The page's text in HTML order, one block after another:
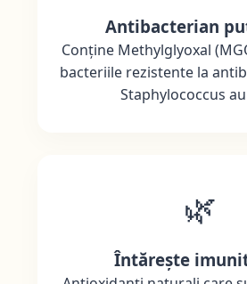
Antibacterian
Conține Methylglyoxal
bacteriile rezistente la
Staphylococcus
🌿
Întărește